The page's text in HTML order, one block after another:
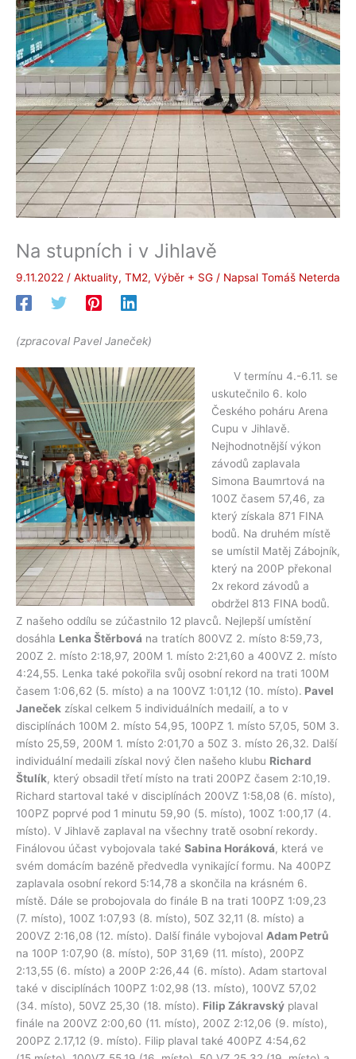
Na stupních i v Jihlavě
9.11.2022 / Aktuality, TM2, Výběr + SG / Napsal Tomáš Neterda
(zpracoval Pavel Janeček)
V termínu 4.-6.11. se
uskutečnilo 6. kolo
Českého poháru Arena
Cupu v Jihlavě.
Nejhodnotnější výkon
závodů zaplavala
Simona Baumrtová na
100Z časem 57,46, za
který získala 871 FINA
bodů. Na druhém místě
se umístil Matěj Zábojník,
který na 200P překonal
2x rekord závodů a
obdržel 813 FINA bodů.
Z našeho oddílu se zúčastnilo 12 plavců. Nejlepší umístění
dosáhla Lenka Štěrbová na tratích 800VZ 2. místo 8:59,73,
200Z 2. místo 2:18,97, 200M 1. místo 2:21,60 a 400VZ 2. místo
4:24,55. Lenka také pokořila svůj osobní rekord na trati 100M
časem 1:06,62 (5. místo) a na 100VZ 1:01,12 (10. místo). Pavel
Janeček získal celkem 5 individuálních medailí, a to v
disciplínách 100M 2. místo 54,95, 100PZ 1. místo 57,05, 50M 3.
místo 25,59, 200M 1. místo 2:01,70 a 50Z 3. místo 26,32. Další
individuální medaili získal nový člen našeho klubu Richard
Štulík, který obsadil třetí místo na trati 200PZ časem 2:10,19.
Richard startoval také v disciplínách 200VZ 1:58,08 (6. místo),
100PZ poprvé pod 1 minutu 59,90 (5. místo), 100Z 1:00,17 (4.
místo). V Jihlavě zaplaval na všechny tratě osobní rekordy.
Finálovou účast vybojovala také Sabina Horáková, která ve
svém domácím bazéně předvedla vynikající formu. Na 400PZ
zaplavala osobní rekord 5:14,78 a skončila na krásném 6.
místě. Dále se probojovala do finále B na trati 100PZ 1:09,23
(7. místo), 100Z 1:07,93 (8. místo), 50Z 32,11 (8. místo) a
200VZ 2:16,08 (12. místo). Další finále vybojoval Adam Petrů
na 100P 1:07,90 (8. místo), 50P 31,69 (11. místo), 200PZ
2:13,55 (6. místo) a 200P 2:26,44 (6. místo). Adam startoval
také v disciplínách 100PZ 1:02,98 (13. místo), 100VZ 57,02
(34. místo), 50VZ 25,30 (18. místo). Filip Zákravský plaval
finále na 200VZ 2:00,60 (11. místo), 200Z 2:12,06 (9. místo),
200PZ 2.17,12 (9. místo). Filip plaval také 400PZ 4:54,62